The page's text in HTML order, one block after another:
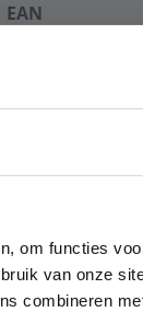
om functies
van onze
combineren
EAN
Levertijd
Specificaties